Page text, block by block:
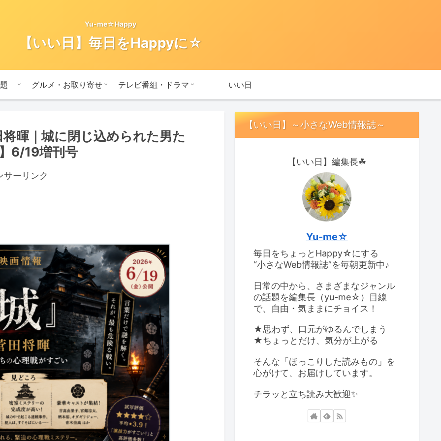
Yu-me☆Happy
【いい日】毎日をHappyに☆
グルメ・お取り寄せ テレビ番組・ドラマ いい日
暉｜城に閉じ込められた男た
6/19増刊号
サーリンク
【いい日】～小さなWeb情報誌～
【いい日】編集長☘
Yu-me☆
毎日をちょっとHappy☆にする
“小さなWeb情報誌”を毎朝更新中♪
日常の中から、さまざまなジャンル
の話題を編集長（yu-me☆）目線
で、自由・気ままにチョイス！
★思わず、口元がゆるんでしまう
★ちょっとだけ、気分が上がる
そんな「ほっこりした読みもの」を
心がけて、お届けしています。
チラッと立ち読み大歓迎✨️